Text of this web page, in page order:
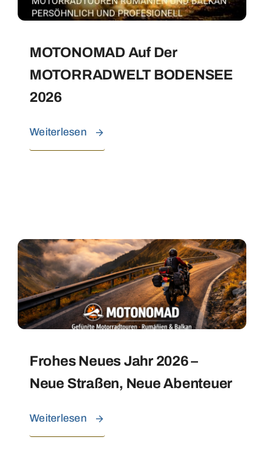
MOTONOMAD Auf Der
MOTORRADWELT BODENSEE
2026
Weiterlesen
Frohes Neues Jahr 2026 –
Neue Straßen, Neue Abenteuer
Weiterlesen